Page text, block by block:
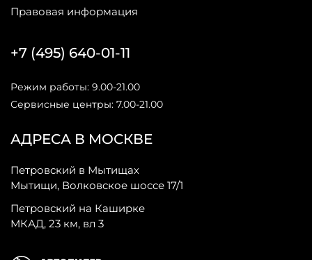
Правовая информация
АДРЕСА В МОСКВЕ
Петровский в Мытищах
Мытищи, Волковское шоссе 17/1
Петровский на Каширке
МКАД, 23 км, вл 3
+7 (495) 640-01-11
Режим работы: 9.00-21.00
Сервисные центры: 7.00-21.00